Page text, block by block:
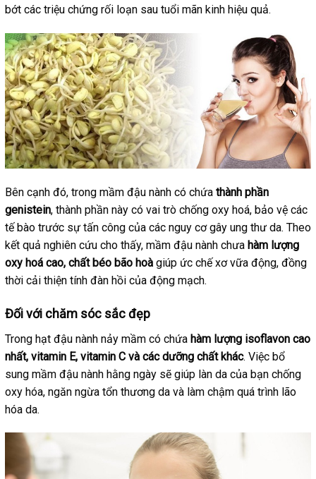
bớt các triệu chứng rối loạn sau tuổi mãn kinh hiệu quả.
Bên cạnh đó, trong mầm đậu nành có chứa thành phần
genistein, thành phần này có vai trò chống oxy hoá, bảo vệ các
tế bào trước sự tấn công của các nguy cơ gây ung thư da. Theo
kết quả nghiên cứu cho thấy, mầm đậu nành chưa hàm lượng
oxy hoá cao, chất béo bão hoà giúp ức chế xơ vữa động, đồng
thời cải thiện tính đàn hồi của động mạch.
Đối với chăm sóc sắc đẹp
Trong hạt đậu nành nảy mầm có chứa hàm lượng isoflavon cao
nhất, vitamin E, vitamin C và các dưỡng chất khác. Việc bổ
sung mầm đậu nành hằng ngày sẽ giúp làn da của bạn chống
oxy hóa, ngăn ngừa tổn thương da và làm chậm quá trình lão
hóa da.